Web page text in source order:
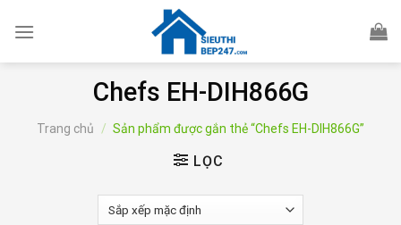
Chefs EH-DIH866G
Trang chủ / Sản phẩm được gắn thẻ “Chefs EH-DIH866G”
LỌC